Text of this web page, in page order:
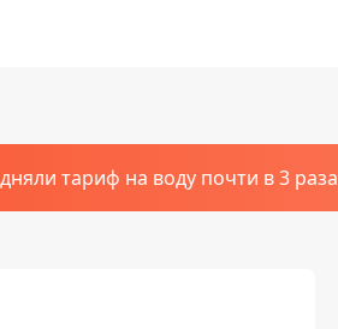
тариф на воду почти в 3 раза